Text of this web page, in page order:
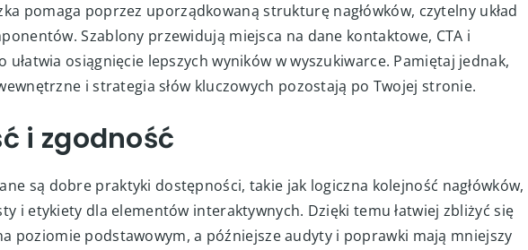
pomaga poprzez uporządkowaną strukturę nagłówków, czytelny układ
Szablony przewidują miejsca na dane kontaktowe, CTA i
ułatwia osiągnięcie lepszych wyników w wyszukiwarce. Pamiętaj jednak,
i strategia słów kluczowych pozostają po Twojej stronie.
i zgodność
są dobre praktyki dostępności, takie jak logiczna kolejność nagłówków,
i etykiety dla elementów interaktywnych. Dzięki temu łatwiej zbliżyć się
poziomie podstawowym, a późniejsze audyty i poprawki mają mniejszy